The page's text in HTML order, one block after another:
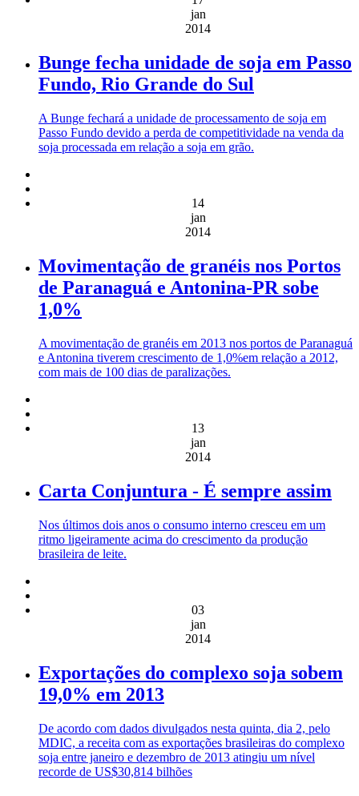
jan
2014
Bunge fecha unidade de soja em Passo
Fundo, Rio Grande do Sul
A Bunge fechará a unidade de processamento de soja em
Passo Fundo devido a perda de competitividade na venda da
soja processada em relação a soja em grão.
14
jan
2014
Movimentação de granéis nos Portos
de Paranaguá e Antonina-PR sobe
1,0%
A movimentação de granéis em 2013 nos portos de Paranaguá
e Antonina tiverem crescimento de 1,0%em relação a 2012,
com mais de 100 dias de paralizações.
13
jan
2014
Carta Conjuntura - É sempre assim
Nos últimos dois anos o consumo interno cresceu em um
ritmo ligeiramente acima do crescimento da produção
brasileira de leite.
03
jan
2014
Exportações do complexo soja sobem
19,0% em 2013
De acordo com dados divulgados nesta quinta, dia 2, pelo
MDIC, a receita com as exportações brasileiras do complexo
soja entre janeiro e dezembro de 2013 atingiu um nível
recorde de US$30,814 bilhões